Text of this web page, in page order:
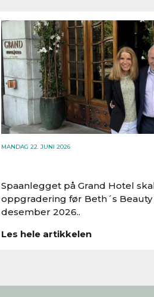
MANDAG 22. JUNI 2026
Spaanlegget på Grand Hotel
oppgradering før Beth´s
desember 2026..
Les hele artikkelen